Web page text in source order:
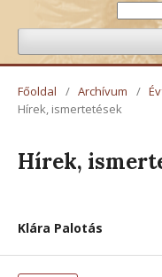
Főoldal / Archívum /
Hírek, ismertetések
Hírek,
Klára Palotás